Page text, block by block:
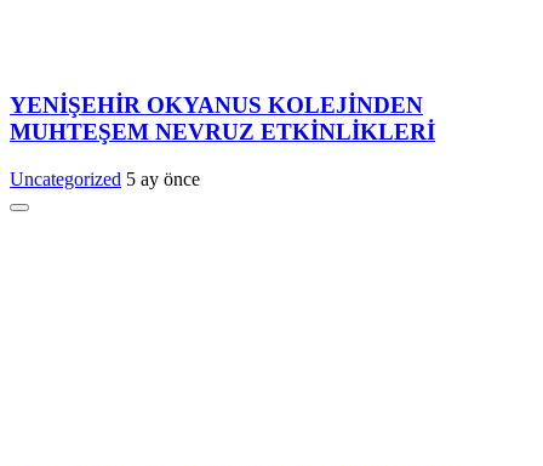
YENİŞEHİR OKYANUS KOLEJİNDEN
MUHTEŞEM NEVRUZ ETKİNLİKLERİ
Uncategorized 5 ay önce